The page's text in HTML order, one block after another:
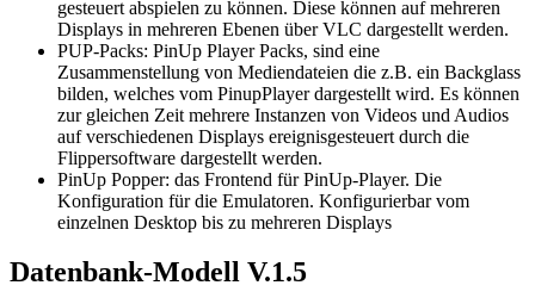
gesteuert abspielen zu können. Diese können auf mehreren
Displays in mehreren Ebenen über VLC dargestellt werden.
PUP-Packs: PinUp Player Packs, sind eine
Zusammenstellung von Mediendateien die z.B. ein Backglass
bilden, welches vom PinupPlayer dargestellt wird. Es können
zur gleichen Zeit mehrere Instanzen von Videos und Audios
auf verschiedenen Displays ereignisgesteuert durch die
Flippersoftware dargestellt werden.
PinUp Popper: das Frontend für PinUp-Player. Die
Konfiguration für die Emulatoren. Konfigurierbar vom
einzelnen Desktop bis zu mehreren Displays
Datenbank-Modell V.1.5